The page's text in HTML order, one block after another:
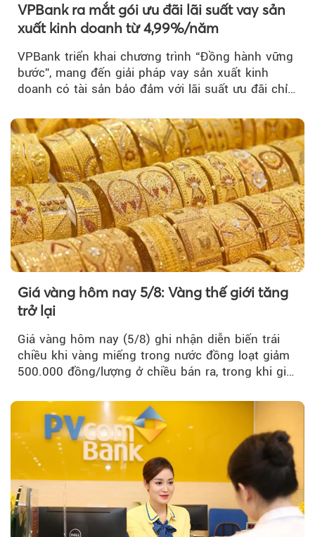
VPBank ra mắt gói ưu đãi lãi suất vay sản
xuất kinh doanh từ 4,99%/năm
VPBank triển khai chương trình “Đồng hành vững
bước”, mang đến giải pháp vay sản xuất kinh
doanh có tài sản bảo đảm với lãi suất ưu đãi chỉ
Giá vàng hôm nay 5/8: Vàng thế giới tăng
trở lại
Giá vàng hôm nay (5/8) ghi nhận diễn biến trái
chiều khi vàng miếng trong nước đồng loạt giảm
500.000 đồng/lượng ở chiều bán ra, trong khi giá
thương hiệu.